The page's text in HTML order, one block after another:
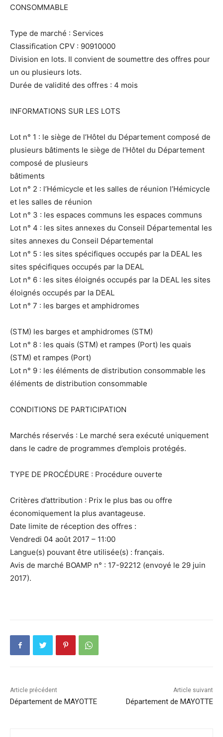
CONSOMMABLE
Type de marché : Services
Classification CPV : 90910000
Division en lots. Il convient de soumettre des offres pour
un ou plusieurs lots.
Durée de validité des offres : 4 mois
INFORMATIONS SUR LES LOTS
Lot n° 1 : le siège de l’Hôtel du Département composé de
plusieurs bâtiments le siège de l’Hôtel du Département
composé de plusieurs
bâtiments
Lot n° 2 : l’Hémicycle et les salles de réunion l’Hémicycle
et les salles de réunion
Lot n° 3 : les espaces communs les espaces communs
Lot n° 4 : les sites annexes du Conseil Départemental les
sites annexes du Conseil Départemental
Lot n° 5 : les sites spécifiques occupés par la DEAL les
sites spécifiques occupés par la DEAL
Lot n° 6 : les sites éloignés occupés par la DEAL les sites
éloignés occupés par la DEAL
Lot n° 7 : les barges et amphidromes
(STM) les barges et amphidromes (STM)
Lot n° 8 : les quais (STM) et rampes (Port) les quais
(STM) et rampes (Port)
Lot n° 9 : les éléments de distribution consommable les
éléments de distribution consommable
CONDITIONS DE PARTICIPATION
Marchés réservés : Le marché sera exécuté uniquement
dans le cadre de programmes d’emplois protégés.
TYPE DE PROCÉDURE : Procédure ouverte
Critères d’attribution : Prix le plus bas ou offre
économiquement la plus avantageuse.
Date limite de réception des offres :
Vendredi 04 août 2017 – 11:00
Langue(s) pouvant être utilisée(s) : français.
Avis de marché BOAMP n° : 17-92212 (envoyé le 29 juin
2017).
Article précédent
Département de MAYOTTE
Article suivant
Département de MAYOTTE